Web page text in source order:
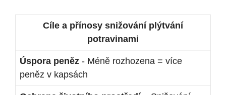
Cíle⁢ a přínosy snižování plýtvání
⁤potravinami
Úspora peněz ⁣- ⁤Méně ‌rozhozena‍ =⁢ více
peněz v ⁢kapsách